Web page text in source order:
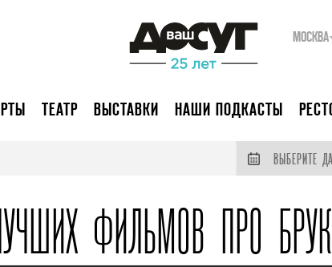
МОСКВА
ТЕАТР ВЫСТАВКИ НАШИ ПОДКАСТЫ
ВЫБЕРИТЕ
ФИЛЬМОВ ПРО